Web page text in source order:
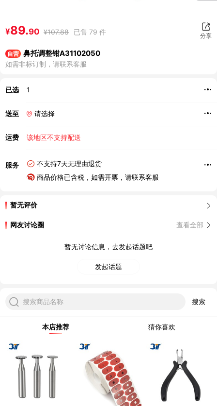
¥89.90 ¥107.88 已售 79 件 分享
自营 鼻托调整钳A31102050
如需非标订制，请联系客服
已选 1
送至 请选择
运费 该地区不支持配送
服务
不支持7天无理由退货
商品价格已含税，如需开票，请联系客服
暂无评价
网友讨论圈 查看全部
暂无讨论信息，去发起话题吧
发起话题
搜索商品名称 搜索
本店推荐 猜你喜欢